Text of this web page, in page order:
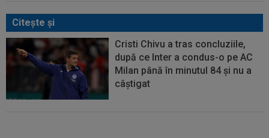
Citeşte şi
Cristi Chivu a tras concluziile,
după ce Inter a condus-o pe AC
Milan până în minutul 84 și nu a
câștigat